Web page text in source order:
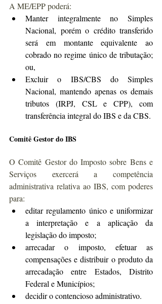
A ME/EPP poderá:
Manter integralmente no Simples
Nacional, porém o crédito transferido
será em montante equivalente ao
cobrado no regime único de tributação;
ou,
Excluir o IBS/CBS do Simples
Nacional, mantendo apenas os demais
tributos (IRPJ, CSL e CPP), com
transferência integral do IBS e da CBS.
Comitê Gestor do IBS
O Comitê Gestor do Imposto sobre Bens e
Serviços exercerá a competência
administrativa relativa ao IBS, com poderes
para:
editar regulamento único e uniformizar
a interpretação e a aplicação da
legislação do imposto;
arrecadar o imposto, efetuar as
compensações e distribuir o produto da
arrecadação entre Estados, Distrito
Federal e Municípios;
decidir o contencioso administrativo.